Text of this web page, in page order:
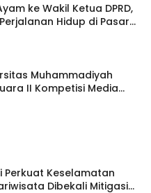
ke Wakil Ketua DPRD,
Hidup di Pasar
Muhammadiyah
II Kompetisi Media
Tingkat Internasional
Perkuat Keselamatan
Dibekali Mitigasi